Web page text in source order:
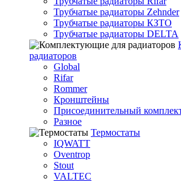
Трубчатые радиаторы Zehnder
Трубчатые радиаторы КЗТО
Трубчатые радиаторы DELTA
радиаторов
Global
Rifar
Rommer
Кронштейны
Присоединительный
Разное
Термостаты
IQWATT
Oventrop
Stout
VALTEC